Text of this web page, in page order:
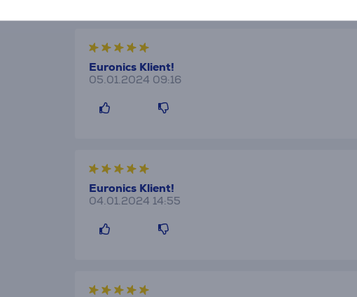
Euronics Klient!
05.01.2024 09:16
Euronics Klient!
04.01.2024 14:55